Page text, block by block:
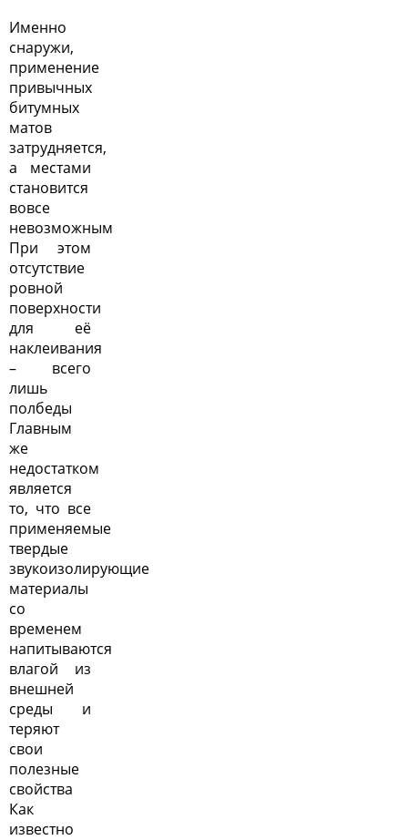
Именно
снаружи,
применение
привычных
битумных
матов
затрудняется,
а местами
становится
вовсе
невозможным
При этом
отсутствие
ровной
поверхности
для её
наклеивания
– всего
лишь
полбеды
Главным
же
недостатком
является
то, что все
применяемые
твердые
звукоизолирующие
материалы
со
временем
напитываются
влагой из
внешней
среды и
теряют
свои
полезные
свойства
Как
известно